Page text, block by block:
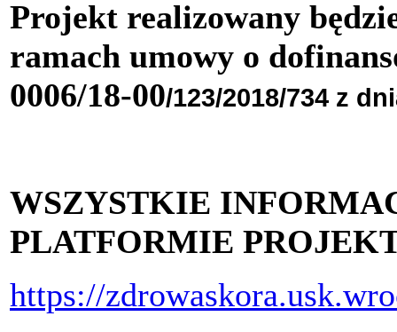
Projekt realizowany
ramach umowy o
0006/18-00/123/2018/734 z
WSZYSTKIE
PLATFORMIE
https://